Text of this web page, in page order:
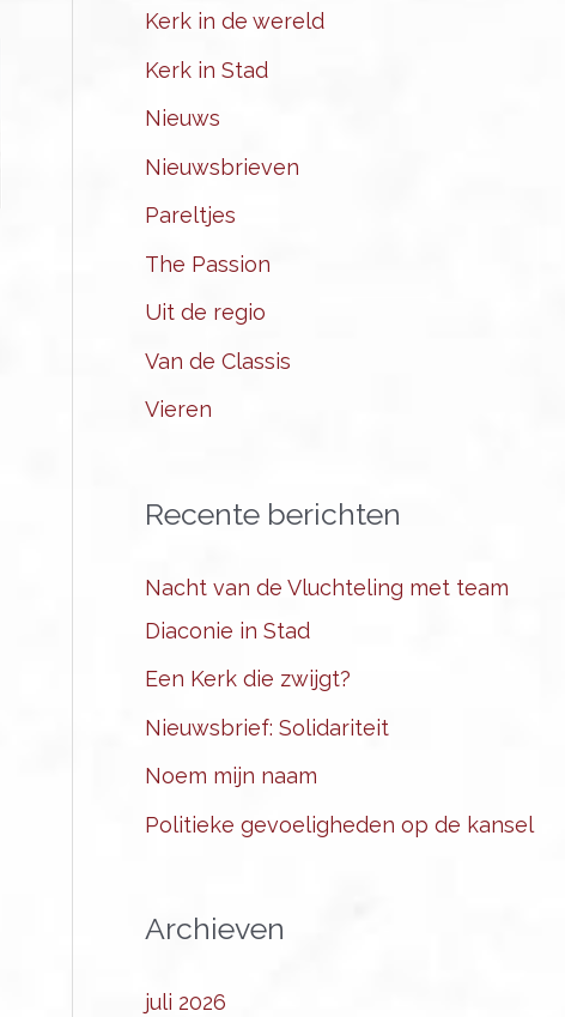
Kerk in de wereld
Kerk in Stad
Nieuws
Nieuwsbrieven
Pareltjes
The Passion
Uit de regio
Van de Classis
Vieren
Recente berichten
Nacht van de Vluchteling met team
Diaconie in Stad
Een Kerk die zwijgt?
Nieuwsbrief: Solidariteit
Noem mijn naam
Politieke gevoeligheden op de kansel
Archieven
juli 2026